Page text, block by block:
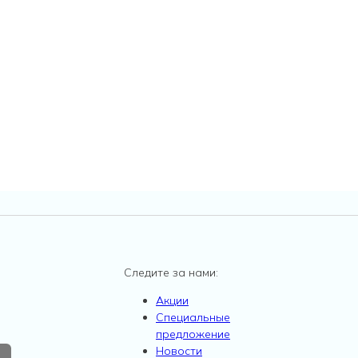
Следите за нами:
Акции
Специальные
предложение
Новости